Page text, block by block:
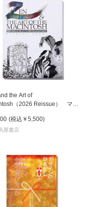
the Art of
（2026 Reissue） マイ
(税込 ￥5,500)
屋書店